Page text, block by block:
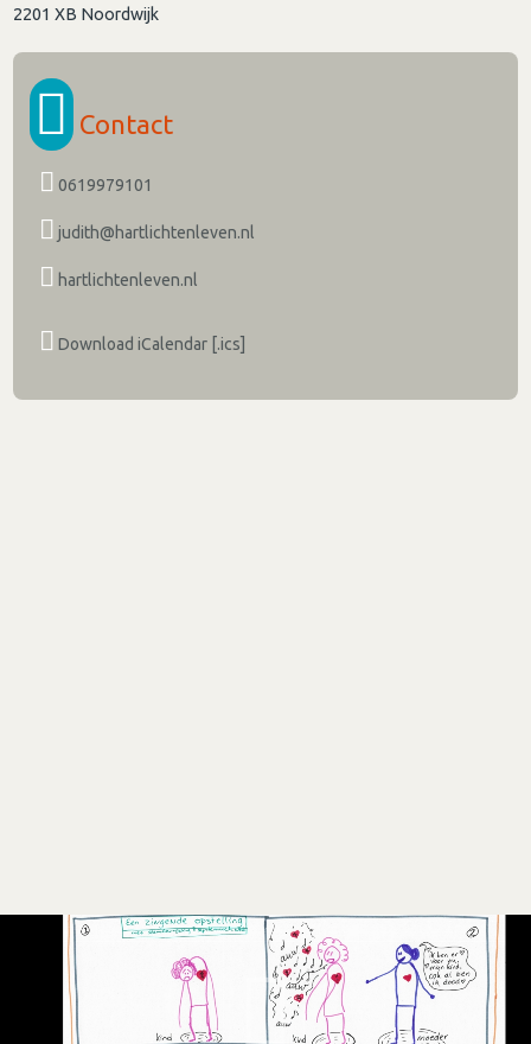
2201 XB Noordwijk
Contact
0619979101
judith@hartlichtenleven.nl
hartlichtenleven.nl
Download iCalendar [.ics]